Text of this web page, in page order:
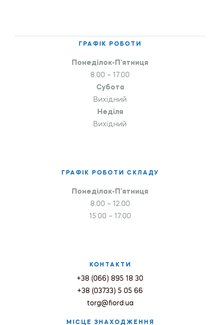
ГРАФІК РОБОТИ
Понеділок-П’ятниця
8.00 – 17.00
Субота
Вихідний
Неділя
Вихідний
ГРАФІК РОБОТИ СКЛАДУ
Понеділок-П’ятниця
8.00 – 12.00
15.00 – 17.00
КОНТАКТИ
+38 (066) 895 18 30
+38 (03733) 5 05 66
torg@fiord.ua
МІСЦЕ ЗНАХОДЖЕННЯ